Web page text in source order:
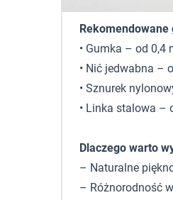
• Gumka – od 0,4
• Nić jedwabna –
• Sznurek
• Linka stalowa –
Dlaczego warto
– Naturalne
– Różnorodność